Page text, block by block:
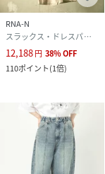
RNA-N
スラックス・ドレスパンツ
12,188円 38%OFF
110ポイント(1倍)